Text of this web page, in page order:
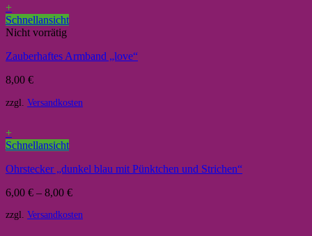
+
Schnellansicht
Nicht vorrätig
Zauberhaftes Armband „love“
8,00 €
zzgl. Versandkosten
+
Schnellansicht
Ohrstecker „dunkel blau mit Pünktchen und Strichen“
6,00 € – 8,00 €
zzgl. Versandkosten